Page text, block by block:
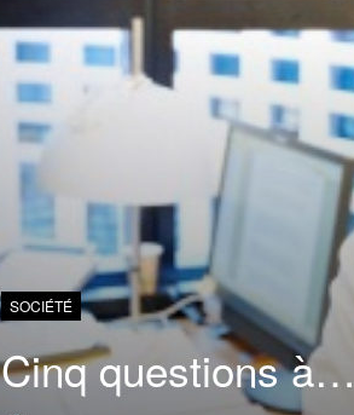
SOCIÉTÉ
Cinq questions